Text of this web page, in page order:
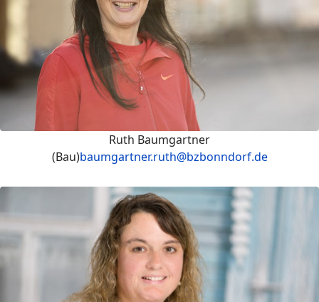
Ruth Baumgartner
(Bau)baumgartner.ruth@bzbonndorf.de